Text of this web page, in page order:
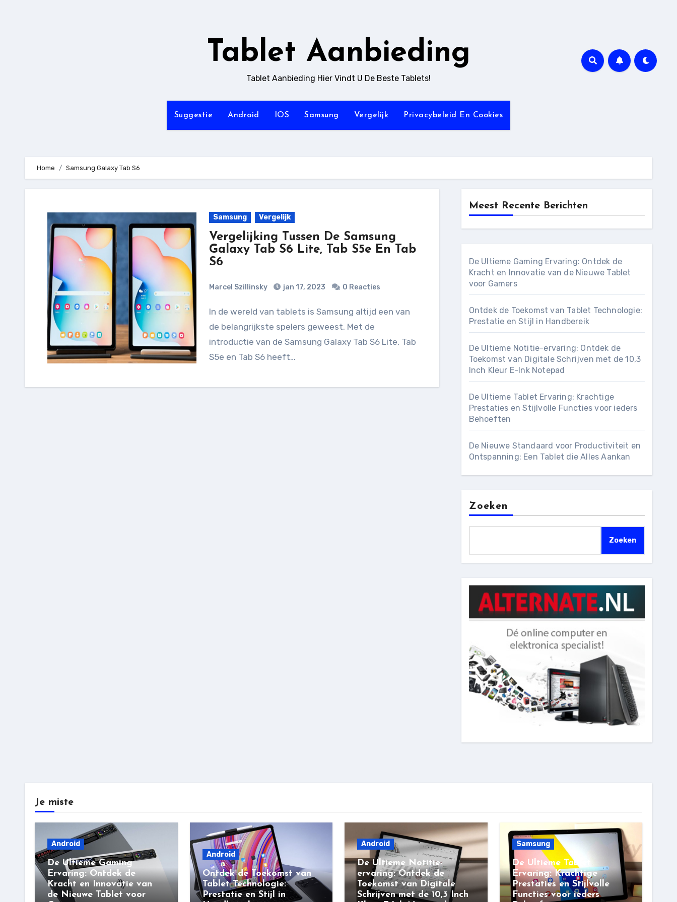
Tablet Aanbieding
Tablet Aanbieding Hier Vindt U De Beste Tablets!
Suggestie Android IOS Samsung Vergelijk Privacybeleid En Cookies
Home Samsung Galaxy Tab S6
Samsung Vergelijk
Vergelijking Tussen De Samsung
Galaxy Tab S6 Lite, Tab S5e En Tab
S6
Marcel Szillinsky jan 17, 2023 0 Reacties
In de wereld van tablets is Samsung altijd een van
de belangrijkste spelers geweest. Met de
introductie van de Samsung Galaxy Tab S6 Lite, Tab
S5e en Tab S6 heeft…
Meest Recente Berichten
De Ultieme Gaming Ervaring: Ontdek de
Kracht en Innovatie van de Nieuwe Tablet
voor Gamers
Ontdek de Toekomst van Tablet Technologie:
Prestatie en Stijl in Handbereik
De Ultieme Notitie-ervaring: Ontdek de
Toekomst van Digitale Schrijven met de 10,3
Inch Kleur E-Ink Notepad
De Ultieme Tablet Ervaring: Krachtige
Prestaties en Stijlvolle Functies voor ieders
Behoeften
De Nieuwe Standaard voor Productiviteit en
Ontspanning: Een Tablet die Alles Aankan
Zoeken
Zoeken
Je miste
Android
De Ultieme Gaming
Ervaring: Ontdek de
Kracht en Innovatie van
de Nieuwe Tablet voor
Android
Ontdek de Toekomst van
Tablet Technologie:
Prestatie en Stijl in
Android
De Ultieme Notitie-
ervaring: Ontdek de
Toekomst van Digitale
Schrijven met de 10,3 Inch
Samsung
De Ultieme Tablet
Ervaring: Krachtige
Prestaties en Stijlvolle
Functies voor ieders